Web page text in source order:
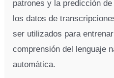
patrones y la predicción
los datos de
ser utilizados para
comprensión del lenguaje
automática.